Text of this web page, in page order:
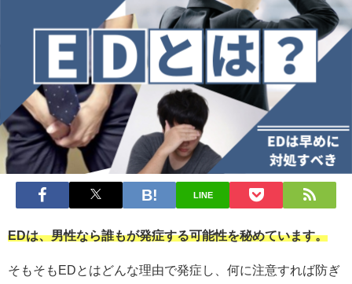
LINE
EDは、男性なら誰もが発症する可能性を秘めています。
そもそもEDとはどんな理由で発症し、何に注意すれば防ぎ